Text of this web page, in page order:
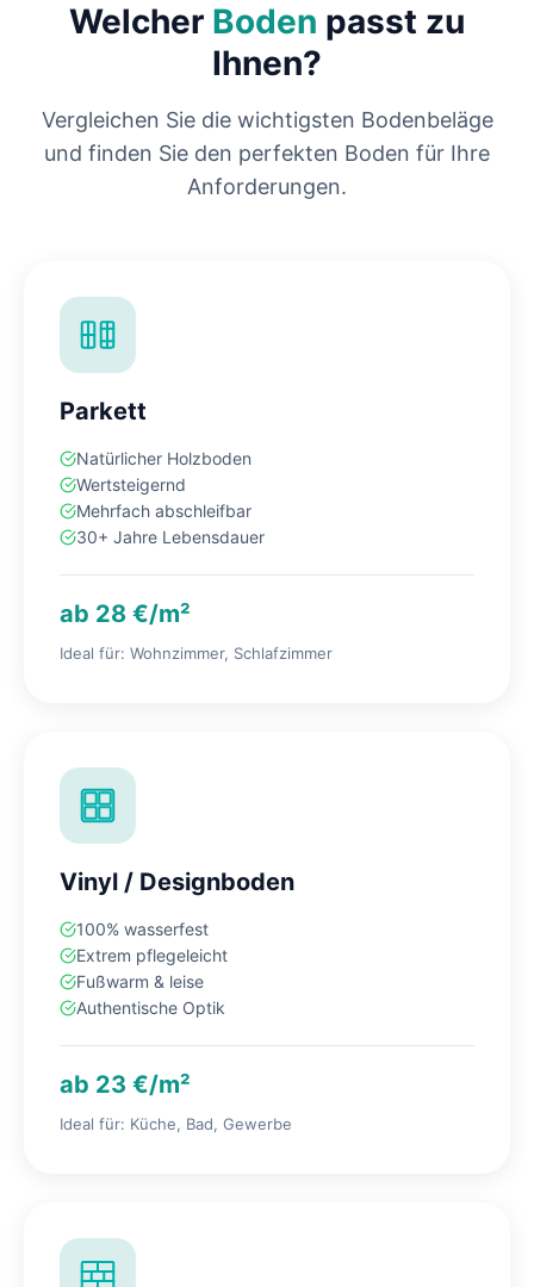
Welcher Boden passt zu
Ihnen?
Vergleichen Sie die wichtigsten Bodenbeläge
und finden Sie den perfekten Boden für Ihre
Anforderungen.
Parkett
Natürlicher Holzboden
Wertsteigernd
Mehrfach abschleifbar
30+ Jahre Lebensdauer
ab 28 €/m²
Ideal für: Wohnzimmer, Schlafzimmer
Vinyl / Designboden
100% wasserfest
Extrem pflegeleicht
Fußwarm & leise
Authentische Optik
ab 23 €/m²
Ideal für: Küche, Bad, Gewerbe